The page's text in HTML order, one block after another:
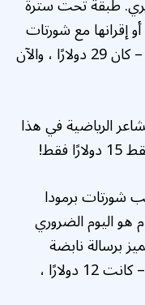
إقرانها مع شورتات
الدنيم للحفاظ على الأمور غير رسمية – كان 29 دولارًا ، والآن
الرياضية في هذا
شورتات برمودا
هو اليوم الضروري
برسالة نابضة
بالحياة من المؤكد أن تجعلك تبتسم – كانت 12 دولارًا ،